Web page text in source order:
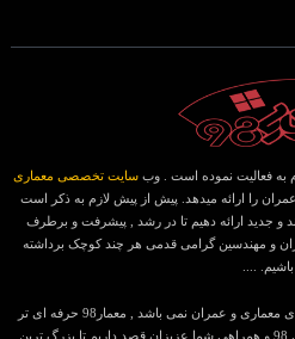
به فعالیت نموده است . وبسایت تخصصی معماری
را ارائه میدهد. پیش از پیش لازم به ذکر است
و جدید ارائه دهیم تا در رشد , پیشرفت و برطرف
و مهندسین گرامی قدمی هر چند کوچک برداشته
باشیم. ....
هدف ما فعالیت همچون سایر وب سایت های معماری و عمران نمی باشد , معمار98 حرفه ای تر
عمل می کند. با همت و پشتکار تیم معماری 98 و همراهی شما عزیزان قصد داریم تا بزرگ ترین